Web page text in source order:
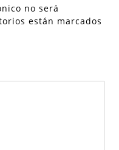
no será
están marcados